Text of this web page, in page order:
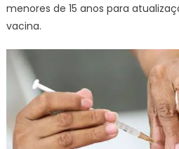
menores de 15 anos para
vacina.